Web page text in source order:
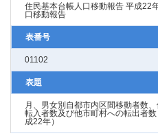
住民基本台帳人口移動報告 平成22
口移動報告
表番号
01102
表題
月、男女別自都市内区間移動者数
転入者数及び他市町村への転出者
成22年）